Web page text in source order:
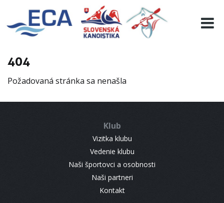
404
Požadovaná stránka sa nenašla
Klub
Vizitka klubu
Vedenie klubu
Naši športovci a osobnosti
Naši partneri
Kontakt
EURO 19
INFO
RESULTS
CONTACT